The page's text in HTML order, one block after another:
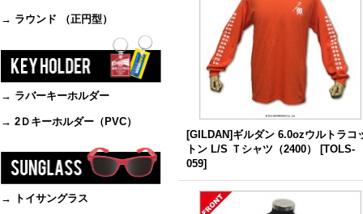
→ ラウンド （正円型）
→ ラバーキーホルダー
→ 2Ｄキーホルダー（PVC）
→ トイサングラス
[GILDAN]ギルダン 6.0ozウルトラコ
トン L/S Ｔシャツ（2400）
[TOLS-
059]